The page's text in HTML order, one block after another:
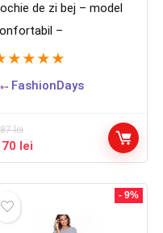
de zi bej – model
–
★ ★ ★ ★
FashionDays
lei
187 lei.
lei
curent
- 9%